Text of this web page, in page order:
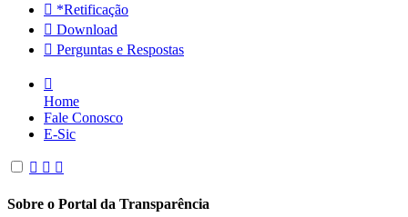
*Retificação
Download
Perguntas e Respostas
Home
Fale Conosco
E-Sic
Sobre o Portal da Transparência